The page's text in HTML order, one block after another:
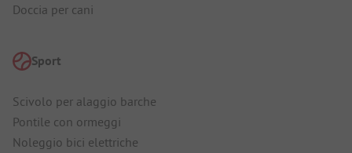
Doccia per cani
Sport
Scivolo per alaggio barche
Pontile con ormeggi
Noleggio bici elettriche